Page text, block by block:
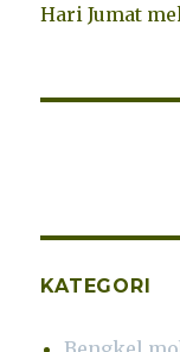
Hari Jumat
KATEGORI